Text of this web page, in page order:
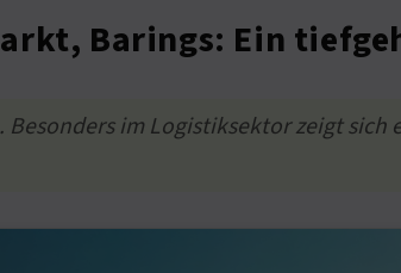
Barings: Ein
im Logistiksektor zeigt